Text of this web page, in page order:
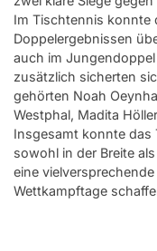
Im Tischtennis konnte
Doppelergebnissen
auch im
zusätzlich sicherten
gehörten Noah
Westphal, Madita
Insgesamt konnte das
sowohl in der Breite
eine
Wettkampftage